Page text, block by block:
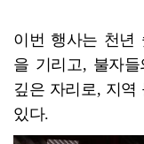
이번 행사는 천년
을 기리고, 불자
깊은 자리로, 지역
있다.